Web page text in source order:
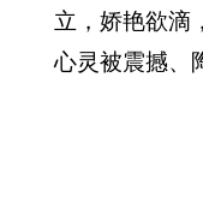
立，娇艳欲滴
心灵被震撼、